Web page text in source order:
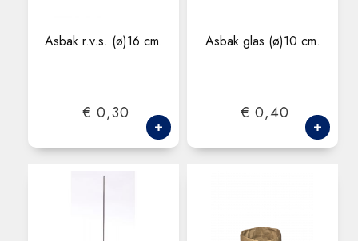
Asbak r.v.s. (ø)16 cm.
€ 0,30
Asbak glas (ø)10 cm.
€ 0,40